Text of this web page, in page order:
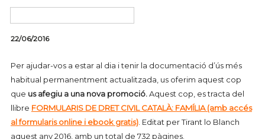
22/06/2016
Per ajudar-vos a estar al dia i tenir la documentació d’ús més
habitual permanentment actualitzada, us oferim aquest cop
que us afegiu a una nova promoció.Aquest cop, es tracta del
llibre FORMULARIS DE DRET CIVIL CATALÀ: FAMÍLIA (amb accés
al formularis online i ebook gratis). Editat per Tirant lo Blanch
aquest any 2016, amb un total de 732 pàgines.